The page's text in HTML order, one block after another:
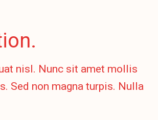
nisl. Nunc sit amet mollis
Sed non magna turpis. Nulla